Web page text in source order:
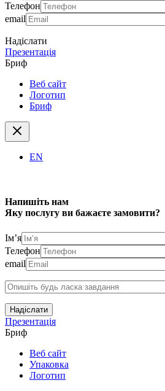
Телефон
email
Надіслати
Презентація
Бриф
Веб сайт
Логотип
Бриф
EN
Напишіть нам
Яку послугу ви бажаєте замовити?
Ім’я
Телефон
email
Надіслати
Презентація
Бриф
Веб сайт
Упаковка
Логотип